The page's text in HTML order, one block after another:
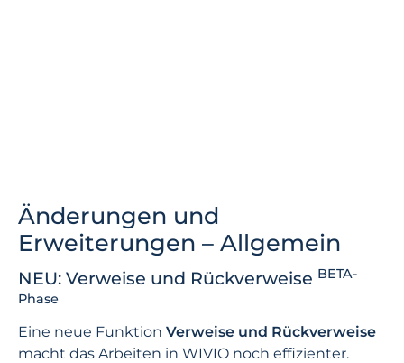
Änderungen und
Erweiterungen – Allgemein
NEU: Verweise und Rückverweise BETA-
Phase
Eine neue Funktion Verweise und Rückverweise
macht das Arbeiten in WIVIO noch effizienter.